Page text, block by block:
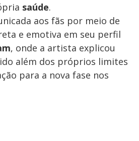
saúde.
aos fãs por meio de
e emotiva em seu perfil
, onde a artista explicou
além dos próprios limites
para a nova fase nos